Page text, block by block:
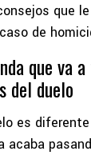
que
de
que va
del duelo
es
acaba